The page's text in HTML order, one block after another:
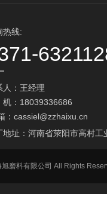
热线:
人：王经理
：18039336686
： cassiel@zzhaixu.cn
地址：河南省荥阳市高村工
旭磨料有限公司 All Rights